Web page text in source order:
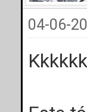
04-06-